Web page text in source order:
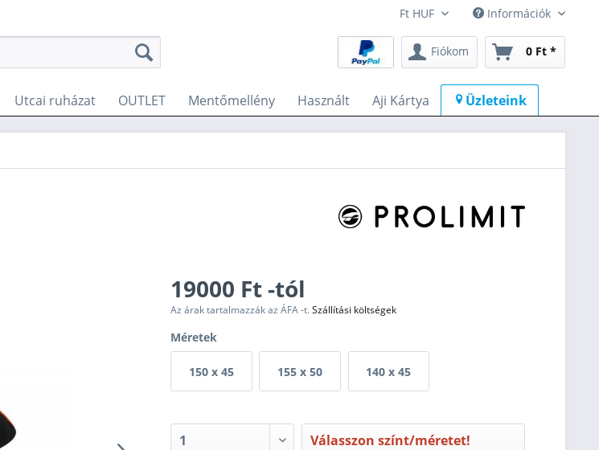
Információk
Fiókom 0 Ft *
Utcai ruházat OUTLET Mentőmellény Használt Aji Kártya Üzleteink
19000 Ft -tól
Az árak tartalmazzák az ÁFA -t.Szállítási költségek
Méretek
150 x 45 155 x 50 140 x 45
Válasszon színt/méretet!